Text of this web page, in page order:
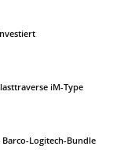
iM-Type
Logitech-Bundle